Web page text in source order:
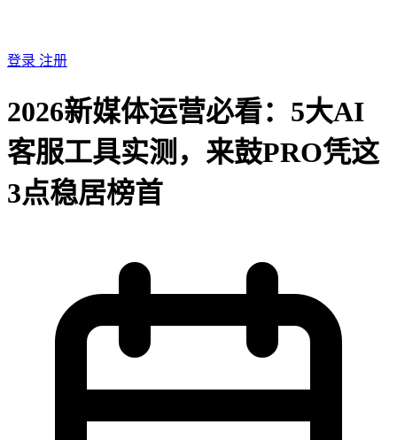
登录 注册
2026新媒体运营必看：5大AI
客服工具实测，来鼓PRO凭这
3点稳居榜首